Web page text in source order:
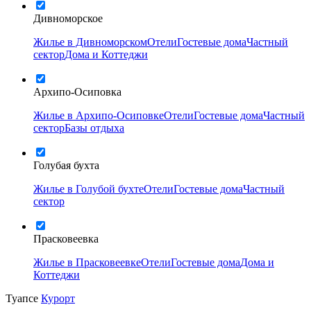
Дивноморское
Жилье в ДивноморскомОтелиГостевые домаЧастный
секторДома и Коттеджи
Архипо-Осиповка
Жилье в Архипо-ОсиповкеОтелиГостевые домаЧастный
секторБазы отдыха
Голубая бухта
Жилье в Голубой бухтеОтелиГостевые домаЧастный
сектор
Прасковеевка
Жилье в ПрасковеевкеОтелиГостевые домаДома и
Коттеджи
Туапсе Курорт